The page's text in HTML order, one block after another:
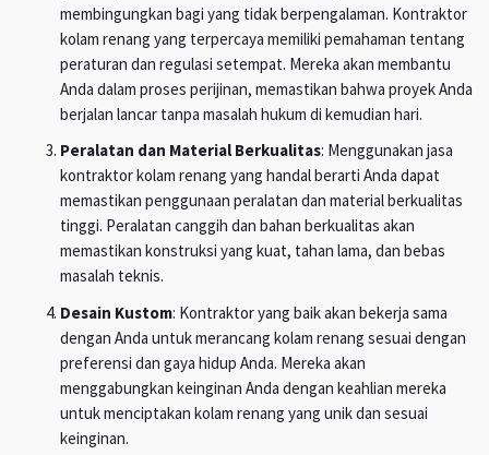
membingungkan bagi yang tidak berpengalaman. Kontraktor
kolam renang yang terpercaya memiliki pemahaman tentang
peraturan dan regulasi setempat. Mereka akan membantu
Anda dalam proses perijinan, memastikan bahwa proyek Anda
berjalan lancar tanpa masalah hukum di kemudian hari.
Peralatan dan Material Berkualitas: Menggunakan jasa
kontraktor kolam renang yang handal berarti Anda dapat
memastikan penggunaan peralatan dan material berkualitas
tinggi. Peralatan canggih dan bahan berkualitas akan
memastikan konstruksi yang kuat, tahan lama, dan bebas
masalah teknis.
Desain Kustom: Kontraktor yang baik akan bekerja sama
dengan Anda untuk merancang kolam renang sesuai dengan
preferensi dan gaya hidup Anda. Mereka akan
menggabungkan keinginan Anda dengan keahlian mereka
untuk menciptakan kolam renang yang unik dan sesuai
keinginan.